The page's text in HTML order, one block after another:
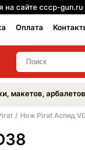
на сайте cccp-
Оплата
макетов,
Нож Pirat Аспид